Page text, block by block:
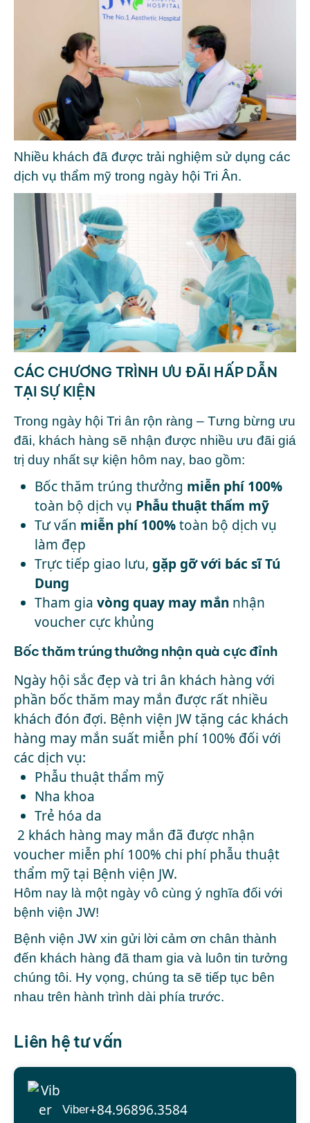
Nhiều khách đã được trải nghiệm sử dụng các
dịch vụ thẩm mỹ trong ngày hội Tri Ân.
CÁC CHƯƠNG TRÌNH ƯU ĐÃI HẤP DẪN
TẠI SỰ KIỆN
Trong ngày hội Tri ân rộn ràng – Tưng bừng ưu
đãi, khách hàng sẽ nhận được nhiều ưu đãi giá
trị duy nhất sự kiện hôm nay, bao gồm:
Bốc thăm trúng thưởng miễn phí 100%
toàn bộ dịch vụ Phẫu thuật thẩm mỹ
Tư vấn miễn phí 100%toàn bộ dịch vụ
làm đẹp
Trực tiếp giao lưu, gặp gỡ với bác sĩ Tú
Dung
Tham gia vòng quay may mắn nhận
voucher cực khủng
Bốc thăm trúng thưởng nhận quà cực đỉnh
Ngày hội sắc đẹp và tri ân khách hàng với
phần bốc thăm may mắn được rất nhiều
khách đón đợi. Bệnh viện JW tặng các khách
hàng may mắn suất miễn phí 100% đối với
các dịch vụ:
Phẫu thuật thẩm mỹ
Nha khoa
Trẻ hóa da
2 khách hàng may mắn đã được nhận
voucher miễn phí 100% chi phí phẫu thuật
thẩm mỹ tại Bệnh viện JW.
Hôm nay là một ngày vô cùng ý nghĩa đối với
bệnh viện JW!
Bệnh viện JW xin gửi lời cảm ơn chân thành
đến khách hàng đã tham gia và luôn tin tưởng
chúng tôi. Hy vọng, chúng ta sẽ tiếp tục bên
nhau trên hành trình dài phía trước.
Liên hệ tư vấn
Viber+84.96896.3584